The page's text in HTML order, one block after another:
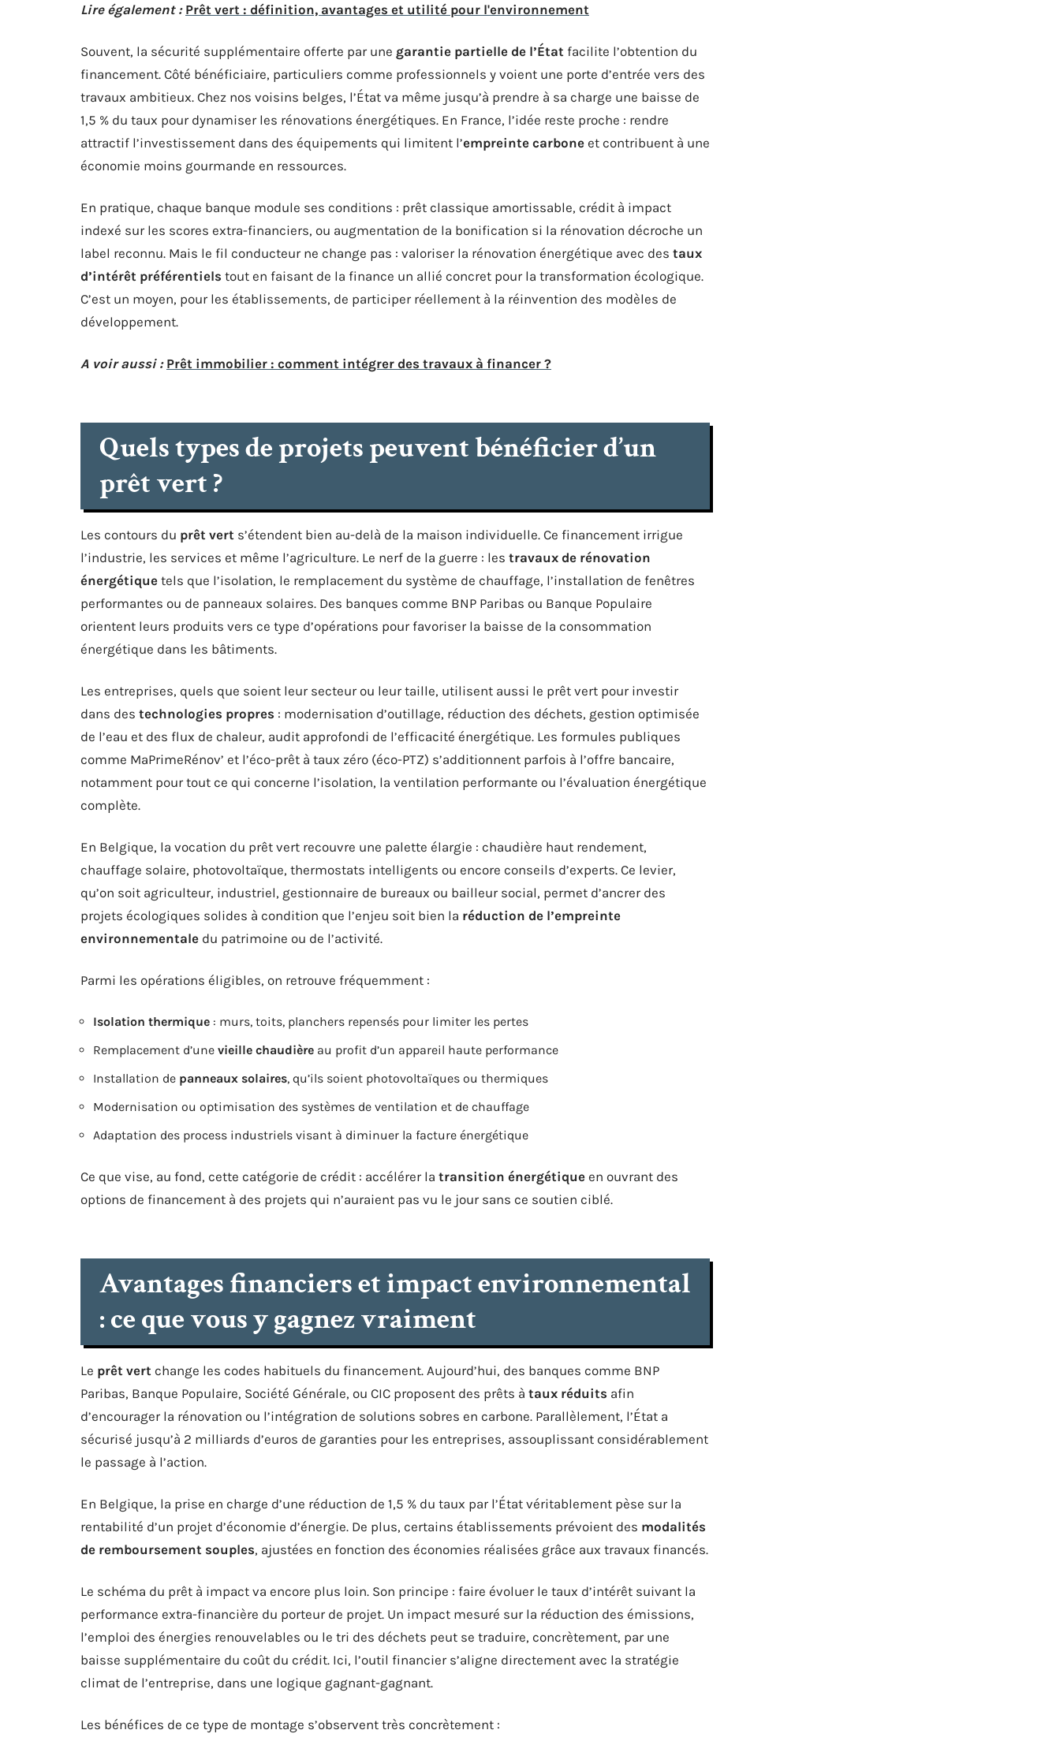
Lire également : Prêt vert : définition, avantages et utilité pour l'environnement
Souvent, la sécurité supplémentaire offerte par une garantie partielle de l’État facilite l’obtention du
financement. Côté bénéficiaire, particuliers comme professionnels y voient une porte d’entrée vers des
travaux ambitieux. Chez nos voisins belges, l’État va même jusqu’à prendre à sa charge une baisse de
1,5 % du taux pour dynamiser les rénovations énergétiques. En France, l’idée reste proche : rendre
attractif l’investissement dans des équipements qui limitent l’empreinte carbone et contribuent à une
économie moins gourmande en ressources.
En pratique, chaque banque module ses conditions : prêt classique amortissable, crédit à impact
indexé sur les scores extra-financiers, ou augmentation de la bonification si la rénovation décroche un
label reconnu. Mais le fil conducteur ne change pas : valoriser la rénovation énergétique avec des taux
d’intérêt préférentiels tout en faisant de la finance un allié concret pour la transformation écologique.
C’est un moyen, pour les établissements, de participer réellement à la réinvention des modèles de
développement.
A voir aussi : Prêt immobilier : comment intégrer des travaux à financer ?
Quels types de projets peuvent bénéficier d’un
prêt vert ?
Les contours du prêt vert s’étendent bien au-delà de la maison individuelle. Ce financement irrigue
l’industrie, les services et même l’agriculture. Le nerf de la guerre : les travaux de rénovation
énergétique tels que l’isolation, le remplacement du système de chauffage, l’installation de fenêtres
performantes ou de panneaux solaires. Des banques comme BNP Paribas ou Banque Populaire
orientent leurs produits vers ce type d’opérations pour favoriser la baisse de la consommation
énergétique dans les bâtiments.
Les entreprises, quels que soient leur secteur ou leur taille, utilisent aussi le prêt vert pour investir
dans des technologies propres : modernisation d’outillage, réduction des déchets, gestion optimisée
de l’eau et des flux de chaleur, audit approfondi de l’efficacité énergétique. Les formules publiques
comme MaPrimeRénov’ et l’éco-prêt à taux zéro (éco-PTZ) s’additionnent parfois à l’offre bancaire,
notamment pour tout ce qui concerne l’isolation, la ventilation performante ou l’évaluation énergétique
complète.
En Belgique, la vocation du prêt vert recouvre une palette élargie : chaudière haut rendement,
chauffage solaire, photovoltaïque, thermostats intelligents ou encore conseils d’experts. Ce levier,
qu’on soit agriculteur, industriel, gestionnaire de bureaux ou bailleur social, permet d’ancrer des
projets écologiques solides à condition que l’enjeu soit bien la réduction de l’empreinte
environnementale du patrimoine ou de l’activité.
Parmi les opérations éligibles, on retrouve fréquemment :
Isolation thermique : murs, toits, planchers repensés pour limiter les pertes
Remplacement d’une vieille chaudière au profit d’un appareil haute performance
Installation de panneaux solaires, qu’ils soient photovoltaïques ou thermiques
Modernisation ou optimisation des systèmes de ventilation et de chauffage
Adaptation des process industriels visant à diminuer la facture énergétique
Ce que vise, au fond, cette catégorie de crédit : accélérer la transition énergétique en ouvrant des
options de financement à des projets qui n’auraient pas vu le jour sans ce soutien ciblé.
Avantages financiers et impact environnemental
: ce que vous y gagnez vraiment
Le prêt vert change les codes habituels du financement. Aujourd’hui, des banques comme BNP
Paribas, Banque Populaire, Société Générale, ou CIC proposent des prêts à taux réduits afin
d’encourager la rénovation ou l’intégration de solutions sobres en carbone. Parallèlement, l’État a
sécurisé jusqu’à 2 milliards d’euros de garanties pour les entreprises, assouplissant considérablement
le passage à l’action.
En Belgique, la prise en charge d’une réduction de 1,5 % du taux par l’État véritablement pèse sur la
rentabilité d’un projet d’économie d’énergie. De plus, certains établissements prévoient des modalités
de remboursement souples, ajustées en fonction des économies réalisées grâce aux travaux financés.
Le schéma du prêt à impact va encore plus loin. Son principe : faire évoluer le taux d’intérêt suivant la
performance extra-financière du porteur de projet. Un impact mesuré sur la réduction des émissions,
l’emploi des énergies renouvelables ou le tri des déchets peut se traduire, concrètement, par une
baisse supplémentaire du coût du crédit. Ici, l’outil financier s’aligne directement avec la stratégie
climat de l’entreprise, dans une logique gagnant-gagnant.
Les bénéfices de ce type de montage s’observent très concrètement :